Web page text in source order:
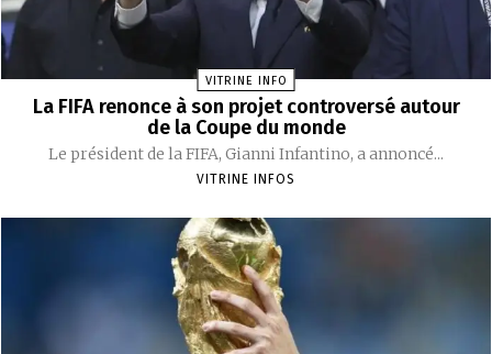
VITRINE INFO
La FIFA renonce à son projet controversé autour
de la Coupe du monde
Le président de la FIFA, Gianni Infantino, a annoncé...
VITRINE INFOS